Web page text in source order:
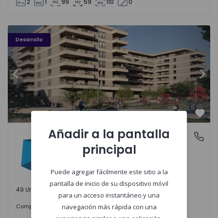
2 1 99 59 110 0
Desarrollo
PLENO JARDIM - 3
Anterior
Águas Santas, PortoPLENO JARDIM
Águas Santas, Porto
49 Unidades disponibles
Comprar 242.000 €
Añadir a la pantalla
principal
Puede agregar fácilmente este sitio a la
pantalla de inicio de su dispositivo móvil
para un acceso instantáneo y una
navegación más rápida con una